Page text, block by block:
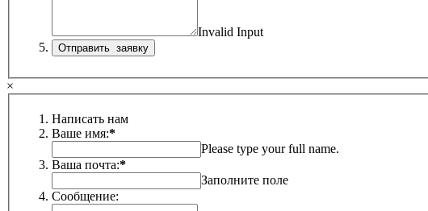
Invalid Input
×
Написать нам
Ваше имя:*
Please type your full name.
Ваша почта:*
Заполните поле
Сообщение: